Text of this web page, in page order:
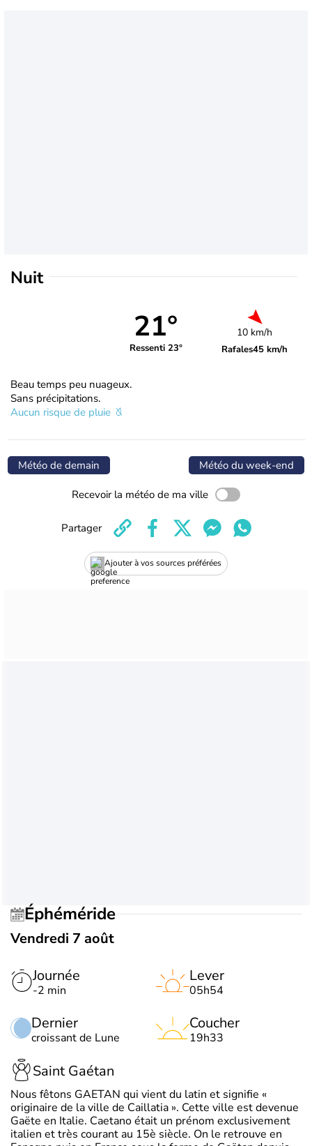
Nuit
21°
Ressenti 23°
10 km/h
Rafales45 km/h
Beau temps peu nuageux.
Sans précipitations.
Aucun risque de pluie
Météo de demain Météo du week-end
Recevoir la météo de ma ville
Ajouter à vos sources préférées
Partager
Éphéméride
Vendredi 7 août
Journée
-2 min
Dernier
croissant de Lune
Lever
05h54
Coucher
19h33
Saint Gaétan
Nous fêtons GAETAN qui vient du latin et signifie «
originaire de la ville de Caillatia ». Cette ville est devenue
Gaëte en Italie. Caetano était un prénom exclusivement
italien et très courant au 15è siècle. On le retrouve en